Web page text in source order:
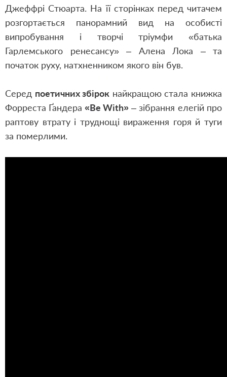
Джеффрі Стюарта. На її сторінках перед читачем
розгортається панорамний вид на особисті
випробування і творчі тріумфи «батька
Гарлемського ренесансу» – Алена Лока – та
початок руху, натхненником якого він був.
Серед поетичних збірок найкращою стала книжка
Форреста Ґандера «Be With»– зібрання елегій про
раптову втрату і труднощі вираження горя й туги
за померлими.